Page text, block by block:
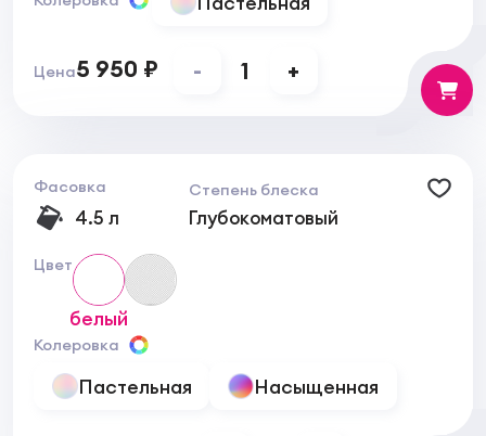
Цена5 950 ₽ - 1 +
Фасовка
4.5 л
Степень блеска
Глубокоматовый
Цвет
белый
Колеровка
Пастельная Насыщенная